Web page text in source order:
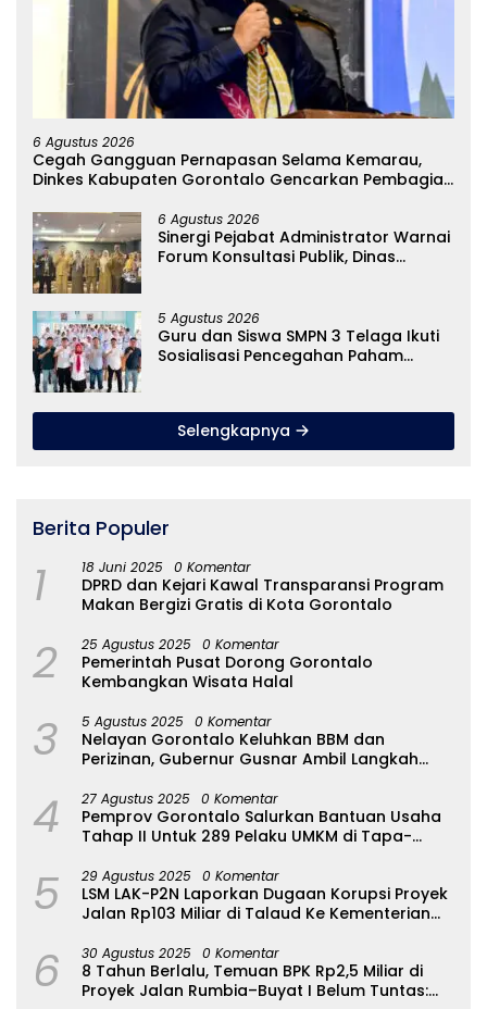
6 Agustus 2026
Cegah Gangguan Pernapasan Selama Kemarau,
Dinkes Kabupaten Gorontalo Gencarkan Pembagian
6 Agustus 2026
Sinergi Pejabat Administrator Warnai
Forum Konsultasi Publik, Dinas
5 Agustus 2026
Guru dan Siswa SMPN 3 Telaga Ikuti
Sosialisasi Pencegahan Paham
Selengkapnya
Berita Populer
1 18 Juni 2025 0 Komentar
DPRD dan Kejari Kawal Transparansi Program
Makan Bergizi Gratis di Kota Gorontalo
2 25 Agustus 2025 0 Komentar
Pemerintah Pusat Dorong Gorontalo
Kembangkan Wisata Halal
3 5 Agustus 2025 0 Komentar
Nelayan Gorontalo Keluhkan BBM dan
Perizinan, Gubernur Gusnar Ambil Langkah
4 27 Agustus 2025 0 Komentar
Pemprov Gorontalo Salurkan Bantuan Usaha
Tahap II Untuk 289 Pelaku UMKM di Tapa-
5 29 Agustus 2025 0 Komentar
LSM LAK-P2N Laporkan Dugaan Korupsi Proyek
Jalan Rp103 Miliar di Talaud Ke Kementerian
6 30 Agustus 2025 0 Komentar
8 Tahun Berlalu, Temuan BPK Rp2,5 Miliar di
Proyek Jalan Rumbia–Buyat I Belum Tuntas: